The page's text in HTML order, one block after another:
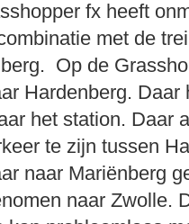
fx heeft
met de
Op de
Hardenberg.
het station. Daar
te zijn tussen
naar Mariënberg
naar Zwolle.